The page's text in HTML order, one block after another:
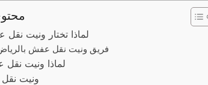
لماذا تختار ونيت
فريق ونيت نقل عفش
لماذا ونيت
ونيت